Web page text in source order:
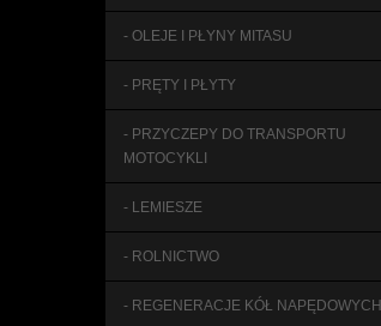
- OLEJE I PŁYNY MITASU
- PRĘTY I PŁYTY
- PRZYCZEPY DO TRANSPORTU
MOTOCYKLI
- LEMIESZE
- ROLNICTWO
- REGENERACJE KÓŁ NAPĘDOWYCH